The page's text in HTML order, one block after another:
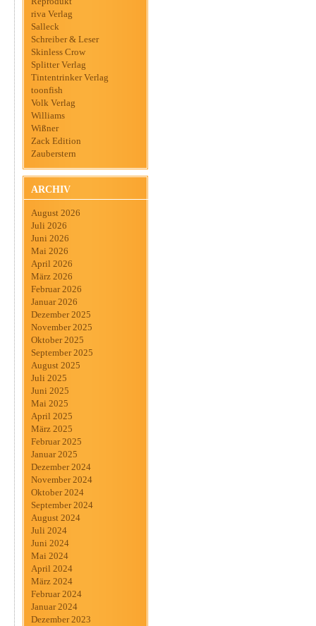
riva Verlag
Salleck
Schreiber & Leser
Skinless Crow
Splitter Verlag
Tintentrinker Verlag
toonfish
Volk Verlag
Williams
Wißner
Zack Edition
Zauberstern
ARCHIV
August 2026
Juli 2026
Juni 2026
Mai 2026
April 2026
März 2026
Februar 2026
Januar 2026
Dezember 2025
November 2025
Oktober 2025
September 2025
August 2025
Juli 2025
Juni 2025
Mai 2025
April 2025
März 2025
Februar 2025
Januar 2025
Dezember 2024
November 2024
Oktober 2024
September 2024
August 2024
Juli 2024
Juni 2024
Mai 2024
April 2024
März 2024
Februar 2024
Januar 2024
Dezember 2023